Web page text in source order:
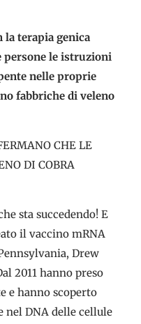
la terapia genica
persone le istruzioni
nelle proprie
fabbriche di veleno
CHE LE
DI COBRA
sta succedendo! E
il vaccino mRNA
Drew
2011 hanno preso
e hanno scoperto
nel DNA delle cellule